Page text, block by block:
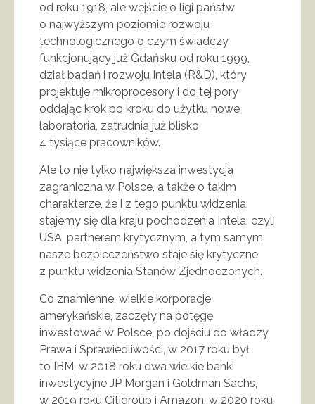
od roku 1918, ale wejście o ligi państw
o najwyższym poziomie rozwoju
technologicznego o czym świadczy
funkcjonujący już Gdańsku od roku 1999,
dział badań i rozwoju Intela (R&D), który
projektuje mikroprocesory i do tej pory
oddając krok po kroku do użytku nowe
laboratoria, zatrudnia już blisko
4 tysiące pracowników.
Ale to nie tylko największa inwestycja
zagraniczna w Polsce, a także o takim
charakterze, że i z tego punktu widzenia,
stajemy się dla kraju pochodzenia Intela, czyli
USA, partnerem krytycznym, a tym samym
nasze bezpieczeństwo staje się krytyczne
z punktu widzenia Stanów Zjednoczonych.
Co znamienne, wielkie korporacje
amerykańskie, zaczęły na potęgę
inwestować w Polsce, po dojściu do władzy
Prawa i Sprawiedliwości, w 2017 roku był
to IBM, w 2018 roku dwa wielkie banki
inwestycyjne JP Morgan i Goldman Sachs,
w 2019 roku Citigroup i Amazon, w 2020 roku,